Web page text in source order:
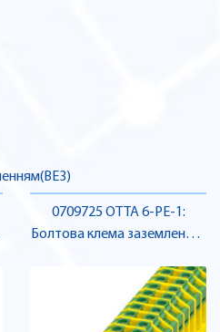
0709725 OTTA 6-PE-1:
Болтова клема заземлення ,